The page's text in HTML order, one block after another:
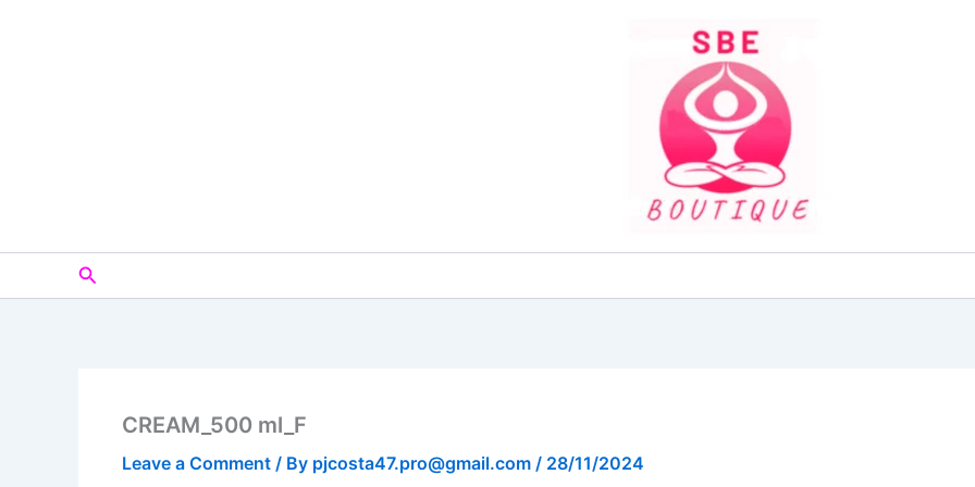
Search
CREAM_500 ml_F
Leave a Comment / By pjcosta47.pro@gmail.com / 28/11/2024